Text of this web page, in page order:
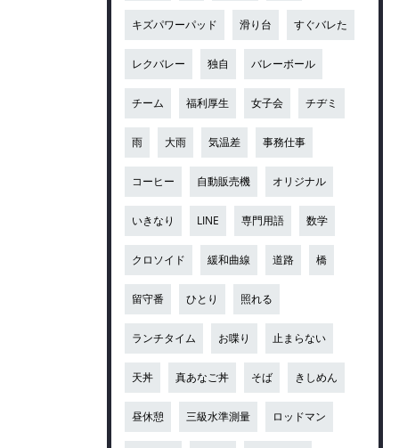
キズパワーパッド 滑り台 すぐバレた
レクバレー 独自 バレーボール
チーム 福利厚生 女子会 チヂミ
雨 大雨 気温差 事務仕事
コーヒー 自動販売機 オリジナル
いきなり LINE 専門用語 数学
クロソイド 緩和曲線 道路 橋
留守番 ひとり 照れる
ランチタイム お喋り 止まらない
天丼 真あなご丼 そば きしめん
昼休憩 三級水準測量 ロッドマン